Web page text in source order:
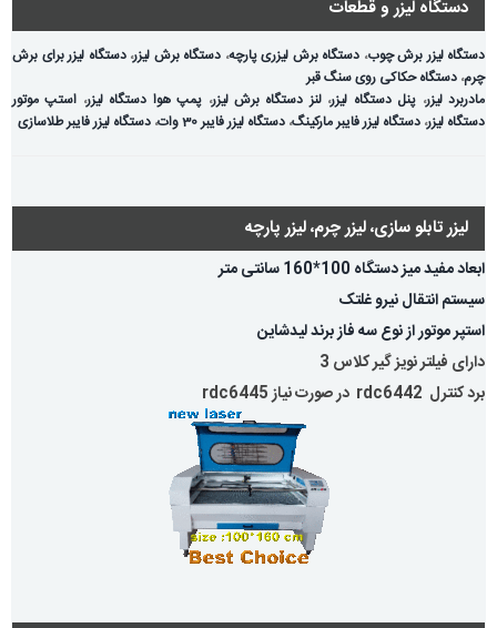
دستگاه لیزر و قطعات
دستگاه لیزر برش چوب، دستگاه برش لیزری پارچه، دستگاه برش لیزر،دستگاه لیزر برای برش
چرم، دستگاه حکاکی روی سنگ قبر
مادربرد لیزر، پنل دستگاه لیزر،لنز دستگاه برش لیزر، پمپ هوا دستگاه لیزر، استپ موتور
دستگاه لیزر، دستگاه لیزر فایبر مارکینگ، دستگاه لیزر فایبر 30 وات ، دستگاه لیزر فایبر طلاسازی
لیزر تابلو سازی، لیزر چرم، لیزر پارچه
ابعاد مفید میز دستگاه 100*160 سانتی متر
سیستم انتقال نیرو غلتک
استپر موتور از نوع سه فاز برند لیدشاین
دارای فیلتر نویز گیر کلاس 3
برد کنترل rdc6442 در صورت نیاز rdc6445